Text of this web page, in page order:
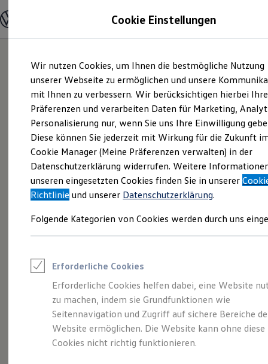
Hauptinhalt
springen
Footer
springen
Modelle und Konfigurator
Modelle vergleichen
Elektroautos
ENERGY Sondermodelle
Nutzfahrzeuge
SUV und CUV
Familienautos
Kombis
Kompaktwagen
Sportwagen
Schnell verfügbare Fahrzeuge
Angebote und Produkte
Aktuelle Angebote
E-Auto-Förderung
Volkswagen Marktplatz
Junge Gebrauchtwagen und Gebrauchtwagen
Saisonangebote
Leasing
Leasing-Angebote
Gebrauchtwagen Leasing
Junge Gebrauchtwagen-Leasing
Elektroauto Leasing
Kleinwagen-Leasing
Leasing ohne Anzahlung
Eleganzschön
großartig. Der Passat.
Cookie Einstellungen
Wir nutzen Cookies, um Ihnen die bestmögliche Nutzung
unserer Webseite zu ermöglichen und unsere
mit Ihnen zu verbessern. Wir berücksichtigen hierbei Ihre
Präferenzen und verarbeiten Daten für Marketing,
Personalisierung nur, wenn Sie uns Ihre Einwilligung
Diese können Sie jederzeit mit Wirkung für die Zukunft
Cookie Manager (Meine Präferenzen verwalten) in der
Datenschutzerklärung widerrufen. Weitere
unseren eingesetzten Cookies finden Sie in unserer
Richtlinie und unserer Datenschutzerklärung.
Folgende Kategorien von Cookies werden durch uns
Erforderliche Cookies
Erforderliche Cookies helfen dabei, eine Website
zu machen, indem sie Grundfunktionen wie
Seitennavigation und Zugriff auf sichere Bereiche
Website ermöglichen. Die Website kann ohne diese
Cookies nicht richtig funktionieren.